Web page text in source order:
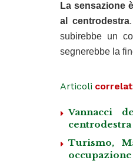
La sensazione
al centrodestra
subirebbe un
segnerebbe la
Articoli
Vannacci
Turismo,
occupazione